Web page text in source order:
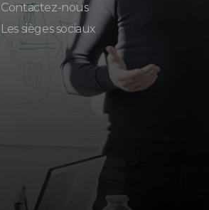
Contactez-nous
Les sièges sociaux